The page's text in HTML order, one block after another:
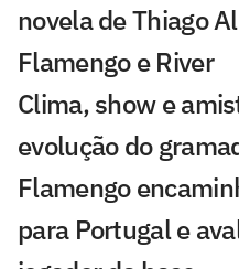
novela de Thiago
Flamengo e River
Clima, show e
evolução do
Flamengo
para Portugal e